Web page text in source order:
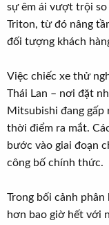
sự êm ái vượt trội
Triton, từ đó nâng
đối tượng khách
Việc chiếc xe thử
Thái Lan – nơi đặt
Mitsubishi đang
thời điểm ra mắt.
bước vào giai đoạn
công bố chính thức.
Trong bối cảnh
hơn bao giờ hết với